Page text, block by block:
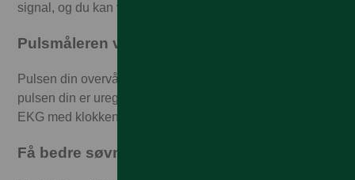
signal, og du kan varsle umiddelbart hvis du har falt³.
Pulsmåleren vil deg vel
Pulsen din overvåkes kontinuerlig. Du blir varslet hvis
pulsen din er uregelmessig i en periode, slik at du kan ta
EKG med klokken og få mer informasjon⁴.
Få bedre søvnvaner